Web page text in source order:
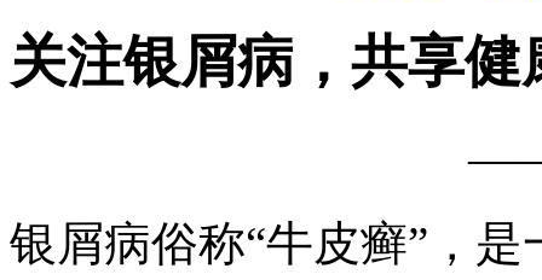
关注银屑病，共享健
——
银屑病俗称“牛皮癣”，